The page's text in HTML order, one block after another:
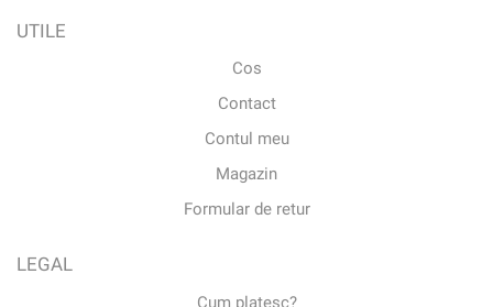
UTILE
Cos
Contact
Contul meu
Magazin
Formular de retur
LEGAL
Cum platesc?